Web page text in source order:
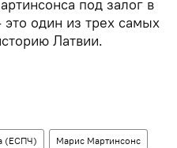
под залог в
один из трех самых
Латвии.
(ЕСПЧ) Марис Мартинсонс